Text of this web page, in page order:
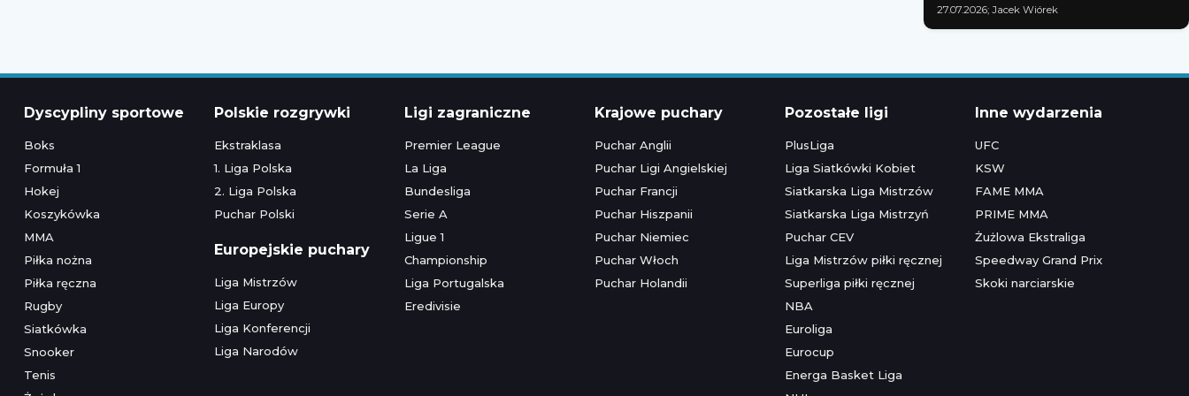
27.07.2026; Jacek Wiórek
Dyscypliny sportowe
Boks
Formuła 1
Hokej
Koszykówka
MMA
Piłka nożna
Piłka ręczna
Rugby
Siatkówka
Snooker
Tenis
Polskie rozgrywki
Ekstraklasa
1. Liga Polska
2. Liga Polska
Puchar Polski
Europejskie puchary
Liga Mistrzów
Liga Europy
Liga Konferencji
Liga Narodów
Ligi zagraniczne
Premier League
La Liga
Bundesliga
Serie A
Ligue 1
Championship
Liga Portugalska
Eredivisie
Krajowe puchary
Puchar Anglii
Puchar Ligi Angielskiej
Puchar Francji
Puchar Hiszpanii
Puchar Niemiec
Puchar Włoch
Puchar Holandii
Pozostałe ligi
PlusLiga
Liga Siatkówki Kobiet
Siatkarska Liga Mistrzów
Siatkarska Liga Mistrzyń
Puchar CEV
Liga Mistrzów piłki ręcznej
Superliga piłki ręcznej
NBA
Euroliga
Eurocup
Energa Basket Liga
Inne wydarzenia
UFC
KSW
FAME MMA
PRIME MMA
Żużlowa Ekstraliga
Speedway Grand Prix
Skoki narciarskie